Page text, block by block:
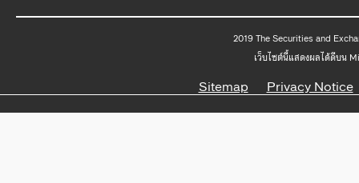
2019
เว็บไซต์นี้แสดงผลได้ดีบน
Sitemap Privacy Notice